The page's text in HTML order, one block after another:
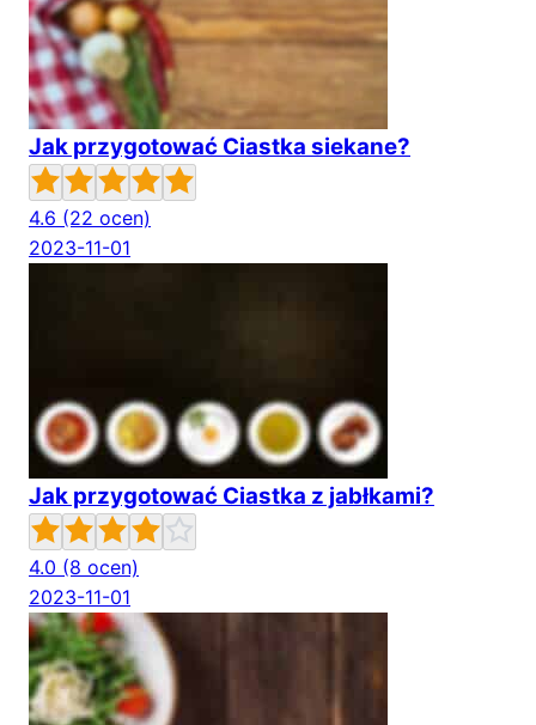
Jak przygotować Ciastka siekane?
4.6 (22 ocen)
2023-11-01
Jak przygotować Ciastka z jabłkami?
4.0 (8 ocen)
2023-11-01